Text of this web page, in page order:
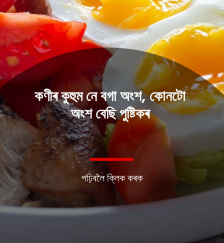
পঢ়িবলৈ ক্লিক কৰক
কণীৰ কুহুম নে বগা অংশ, কোনটো
অংশ বেছি পুষ্টিকৰ